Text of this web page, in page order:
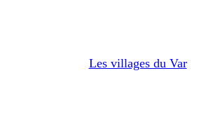
Les villages du Var